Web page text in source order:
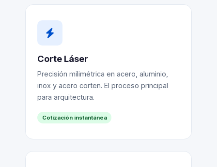
Corte Láser
Precisión milimétrica en acero, aluminio,
inox y acero corten. El proceso principal
para arquitectura.
Cotización instantánea